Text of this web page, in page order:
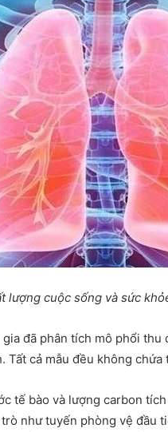
t lượng cuộc sống và sức khỏ
đã phân tích mô phổi thu
Tất cả mẫu đều không chứa
tế bào và lượng carbon
như tuyến phòng vệ đầu